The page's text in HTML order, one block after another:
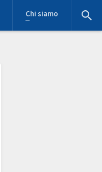
Chi siamo